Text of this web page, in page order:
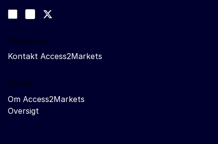
Join us on LinkedIn
Trade-Off podcast
Kontakt os
Kontakt Access2Markets
Om os
Om Access2Markets
Oversigt